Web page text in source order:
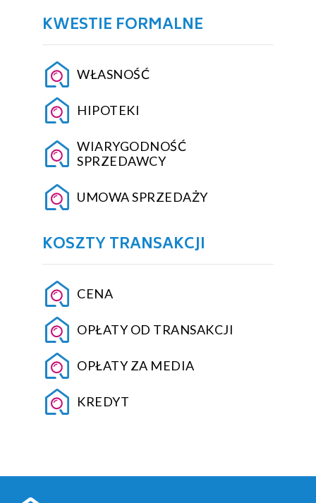
KWESTIE FORMALNE
WŁASNOŚĆ
HIPOTEKI
WIARYGODNOŚĆ
SPRZEDAWCY
UMOWA SPRZEDAŻY
KOSZTY TRANSAKCJI
CENA
OPŁATY OD TRANSAKCJI
OPŁATY ZA MEDIA
KREDYT